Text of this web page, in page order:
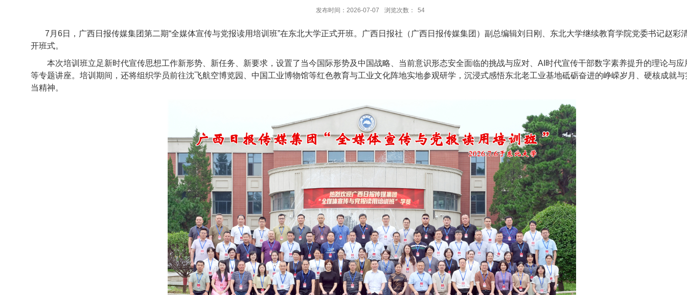
发布时间：2026-07-07 浏览次数： 54
7月6日，广西日报传媒集团第二期“全媒体宣传与党报读用培训班”在东北大学正式开班。广西日报社（广西日报传媒集团）副总编辑刘日刚、东北大学继续教育学院党委书记赵彩
开班式。
本次培训班立足新时代宣传思想工作新形势、新任务、新要求，设置了当今国际形势及中国战略、当前意识形态安全面临的挑战与应对、AI时代宣传干部数字素养提升的理论与应
等专题讲座。培训期间，还将组织学员前往沈飞航空博览园、中国工业博物馆等红色教育与工业文化阵地实地参观研学，沉浸式感悟东北老工业基地砥砺奋进的峥嵘岁月、硬核成就与
当精神。